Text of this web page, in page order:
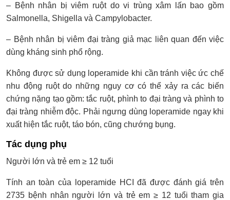
– Bệnh nhân bị viêm ruột do vi trùng xâm lấn bao gồm
Salmonella, Shigella và Campylobacter.
– Bệnh nhân bị viêm đại tràng giả mạc liên quan đến việc
dùng kháng sinh phổ rộng.
Không được sử dụng loperamide khi cần tránh việc ức chế
nhu động ruột do những nguy cơ có thể xảy ra các biến
chứng nặng tạo gồm: tắc ruột, phình to đại tràng và phình to
đại tràng nhiễm độc. Phải ngưng dùng loperamide ngay khi
xuất hiện tắc ruột, táo bón, cũng chướng bụng.
Tác dụng phụ
Người lớn và trẻ em ≥ 12 tuổi
Tính an toàn của loperamide HCI đã được đánh giá trên
2735 bệnh nhân người lớn và trẻ em ≥ 12 tuổi tham gia